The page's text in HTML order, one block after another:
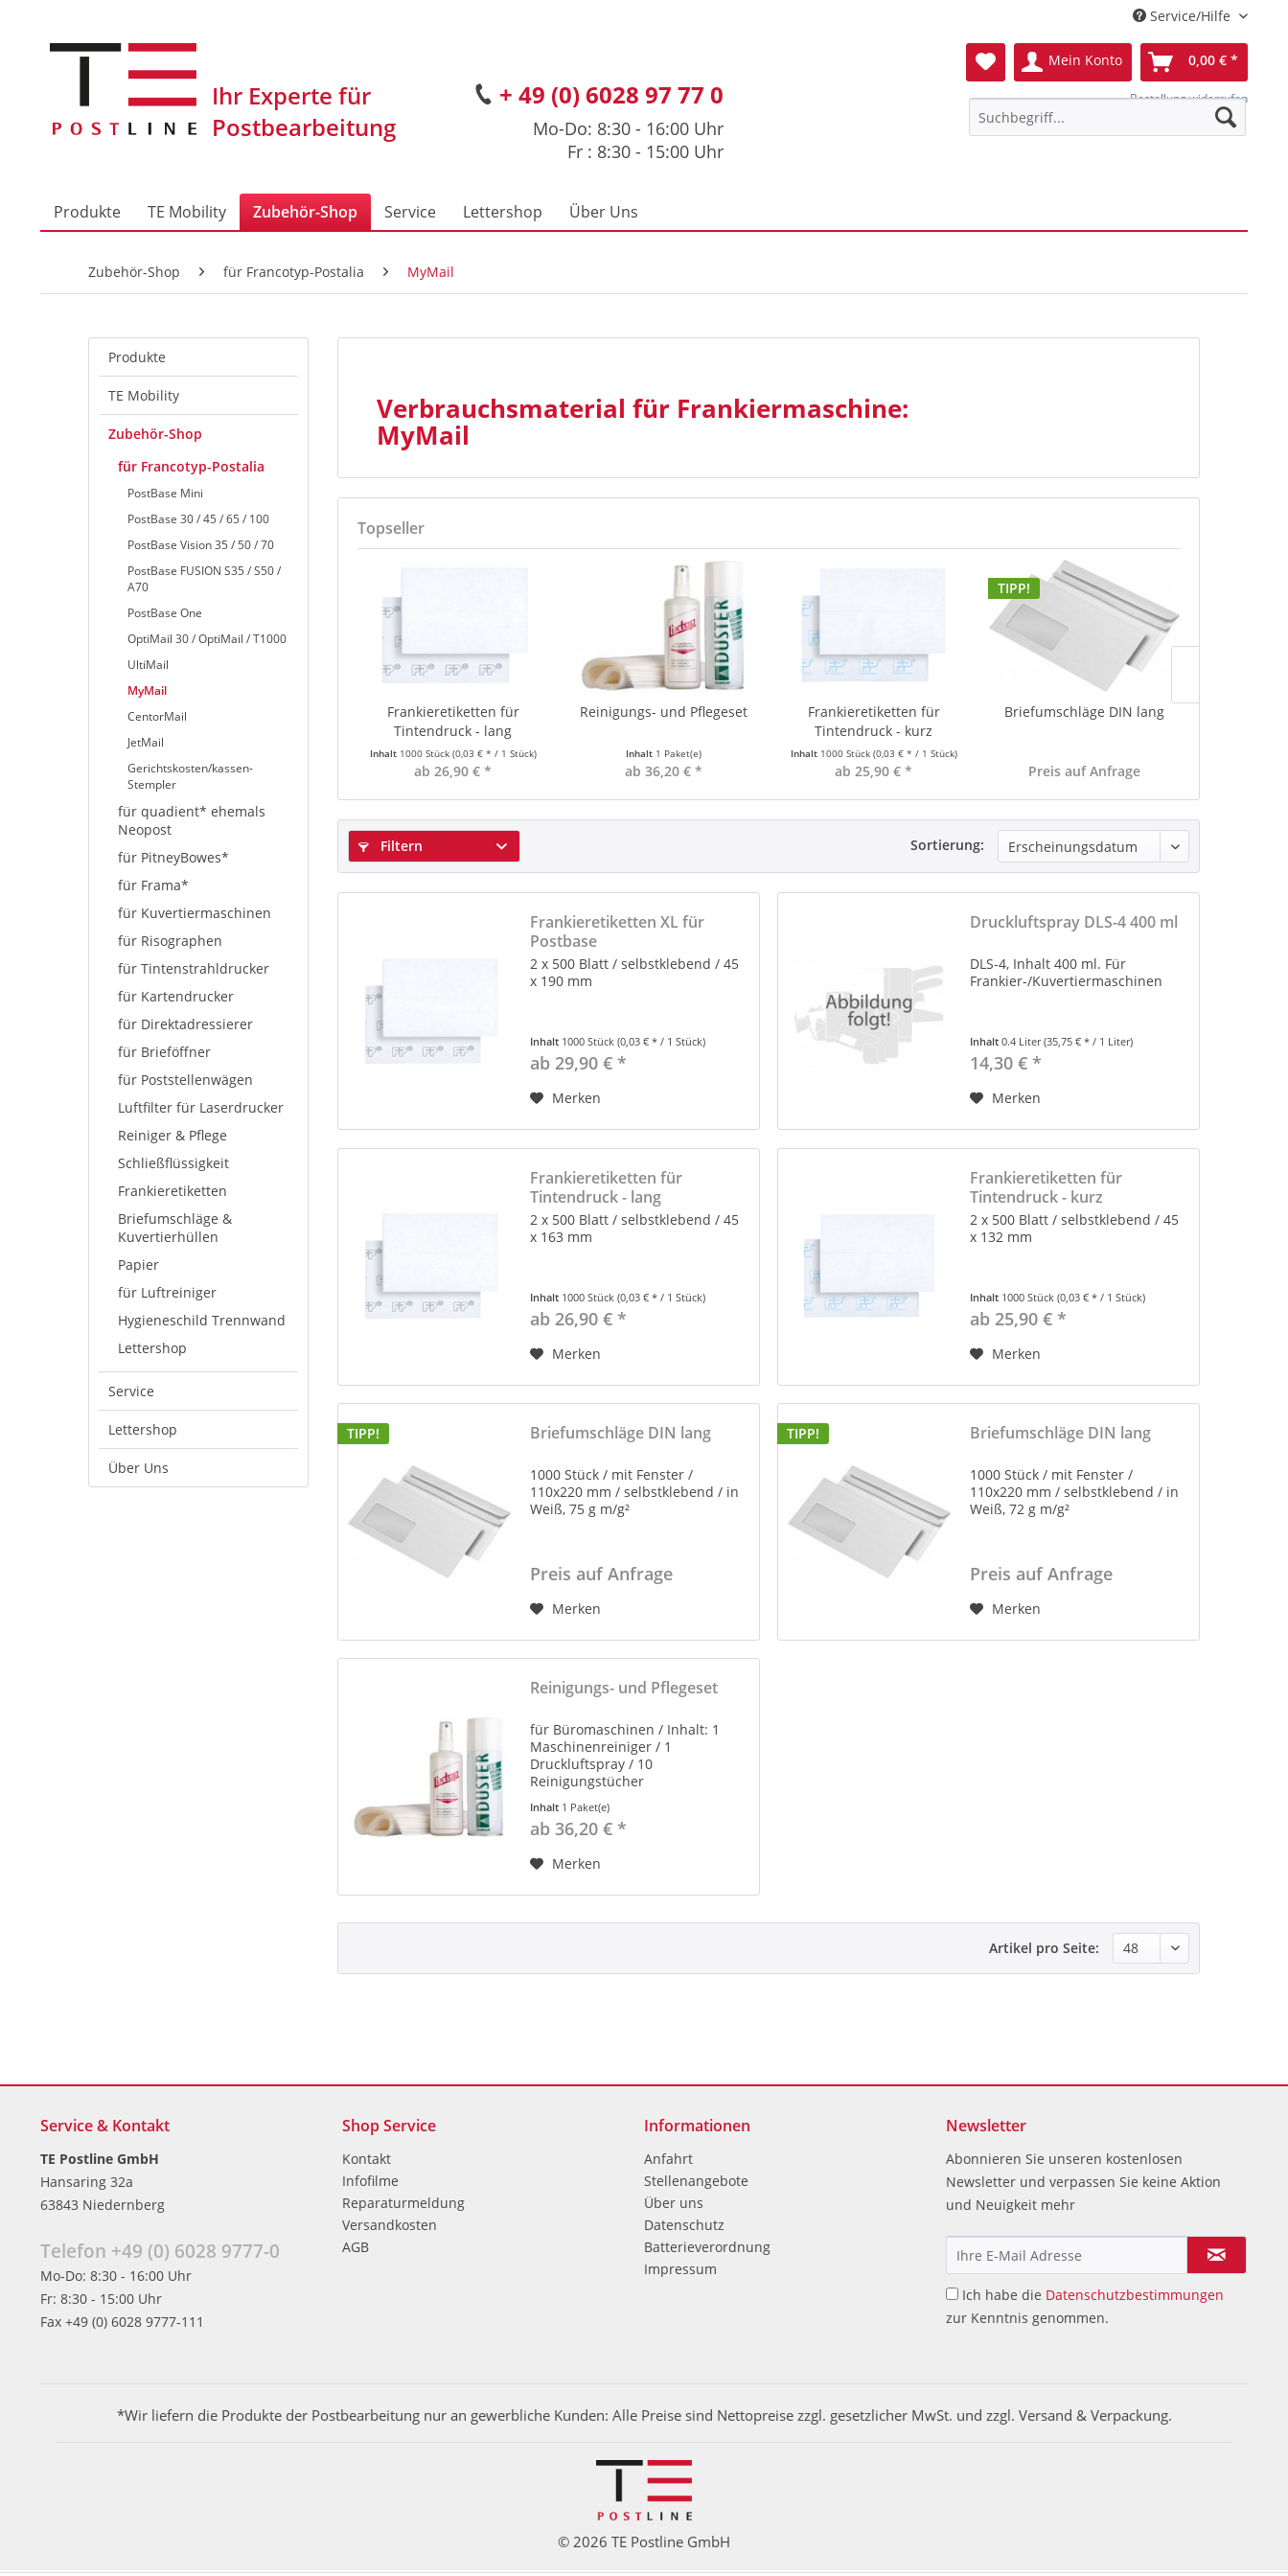
Service/Hilfe
+ 49 (0) 6028 97 77 0
Mo-Do: 8:30 - 16:00 Uhr
Fr : 8:30 - 15:00 Uhr
Mein Konto 0,00 € *
Bestellung widerrufen
Produkte TE Mobility Zubehör-Shop Service Lettershop Über Uns
Zubehör-Shop für Francotyp-Postalia MyMail
Produkte
TE Mobility
Zubehör-Shop
für Francotyp-Postalia
PostBase Mini
PostBase 30 / 45 / 65 / 100
PostBase Vision 35 / 50 / 70
PostBase FUSION S35 / S50 /
A70
PostBase One
OptiMail 30 / OptiMail / T1000
UltiMail
MyMail
CentorMail
JetMail
Gerichtskosten/kassen-
Stempler
für quadient* ehemals
Neopost
für PitneyBowes*
für Frama*
für Kuvertiermaschinen
für Risographen
für Tintenstrahldrucker
für Kartendrucker
für Direktadressierer
für Brieföffner
für Poststellenwägen
Luftfilter für Laserdrucker
Reiniger & Pflege
Schließflüssigkeit
Frankieretiketten
Briefumschläge &
Kuvertierhüllen
Papier
für Luftreiniger
Hygieneschild Trennwand
Lettershop
Service
Lettershop
Über Uns
Verbrauchsmaterial für Frankiermaschine:
MyMail
Topseller
Frankieretiketten für
Tintendruck - lang
Inhalt 1000 Stück (0,03 € * / 1 Stück)
ab 26,90 € *
Reinigungs- und Pflegeset
Inhalt 1 Paket(e)
ab 36,20 € *
Frankieretiketten für
Tintendruck - kurz
Inhalt 1000 Stück (0,03 € * / 1 Stück)
ab 25,90 € *
TIPP!
Briefumschläge DIN lang
Preis auf Anfrage
Filtern Sortierung:
Frankieretiketten XL für
Postbase
2 x 500 Blatt / selbstklebend / 45
x 190 mm
Inhalt 1000 Stück(0,03 € * / 1 Stück)
ab 29,90 € *
Merken
Druckluftspray DLS-4 400 ml
DLS-4, Inhalt 400 ml. Für
Frankier-/Kuvertiermaschinen
Inhalt0.4 Liter(35,75 € * / 1 Liter)
14,30 € *
Merken
Frankieretiketten für
Tintendruck - lang
2 x 500 Blatt / selbstklebend / 45
x 163 mm
Inhalt 1000 Stück(0,03 € * / 1 Stück)
ab 26,90 € *
Merken
Frankieretiketten für
Tintendruck - kurz
2 x 500 Blatt / selbstklebend / 45
x 132 mm
Inhalt 1000 Stück(0,03 € * / 1 Stück)
ab 25,90 € *
Merken
TIPP! Briefumschläge DIN lang
1000 Stück / mit Fenster /
110x220 mm / selbstklebend / in
Weiß, 75 g m/g²
Preis auf Anfrage
Merken
TIPP! Briefumschläge DIN lang
1000 Stück / mit Fenster /
110x220 mm / selbstklebend / in
Weiß, 72 g m/g²
Preis auf Anfrage
Merken
Reinigungs- und Pflegeset
für Büromaschinen / Inhalt: 1
Maschinenreiniger / 1
Druckluftspray / 10
Reinigungstücher
Inhalt 1 Paket(e)
ab 36,20 € *
Merken
Artikel pro Seite:
Service & Kontakt
TE Postline GmbH
Hansaring 32a
63843 Niedernberg
Telefon +49 (0) 6028 9777-0
Mo-Do: 8:30 - 16:00 Uhr
Fr: 8:30 - 15:00 Uhr
Fax +49 (0) 6028 9777-111
Shop Service
Kontakt
Infofilme
Reparaturmeldung
Versandkosten
AGB
Informationen
Anfahrt
Stellenangebote
Über uns
Datenschutz
Batterieverordnung
Impressum
Newsletter
Abonnieren Sie unseren kostenlosen
Newsletter und verpassen Sie keine Aktion
und Neuigkeit mehr
Ich habe die Datenschutzbestimmungen
zur Kenntnis genommen.
*Wir liefern die Produkte der Postbearbeitung nur an gewerbliche Kunden: Alle Preise sind Nettopreise zzgl. gesetzlicher MwSt. und zzgl. Versand & Verpackung.
© 2026 TE Postline GmbH